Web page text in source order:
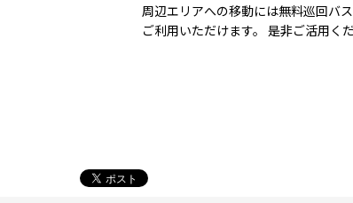
周辺エリアへの移動には無料巡回バ
ご利用いただけます。 是非ご活用くだ